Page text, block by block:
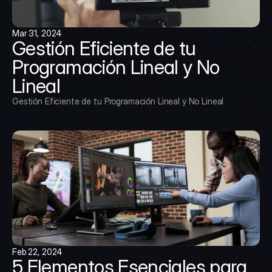
Mar 31, 2024
Gestión Eficiente de tu
Programación Lineal y No
Lineal
Gestión Eficiente de tu Programación Lineal y No Lineal
Feb 22, 2024
5 Elementos Esenciales para